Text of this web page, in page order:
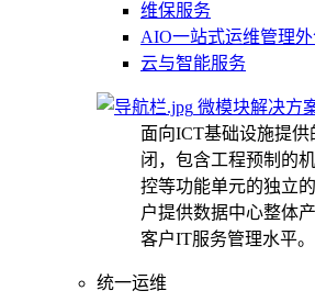
维保服务
AIO一站式运维管理
云与智能服务
微模块解决方
面向ICT基础设施提
闭，包含工程预制的
控等功能单元的独立
户提供数据中心整体
客户IT服务管理水平。
统一运维